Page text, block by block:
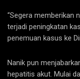
“Segera memberikan
terjadi peningkatan
penemuan kasus ke
Nanik pun
hepatitis akut. Mulai